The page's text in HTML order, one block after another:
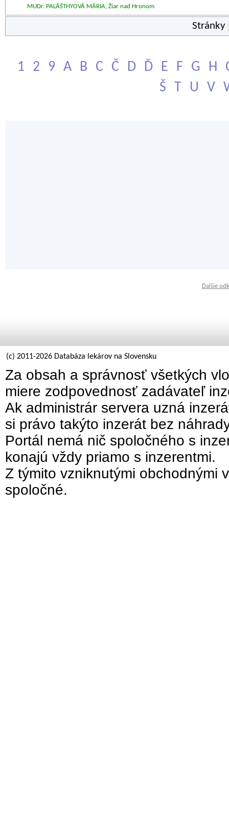
MUDr. PALÁŠTHYOVÁ MÁRIA, Žiar nad Hronom
Stránky
1 2 9 A B C Č D Ď E F G H
Š
T U V
Ďalšie
(c) 2011-2026 Databáza lekárov na Slovensku
Za obsah a správnosť všetkých
miere zodpovednosť zadávateľ
Ak administrár servera uzná
si právo takýto inzerát bez
Portál nemá nič spoločného s
konajú vždy priamo s inzerentmi.
Z týmito vzniknutými obchodnými
spoločné.